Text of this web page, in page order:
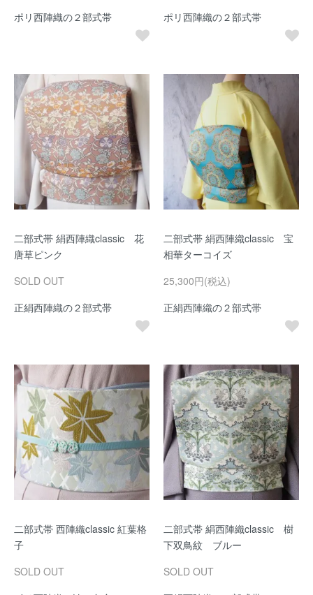
ポリ西陣織の２部式帯
ポリ西陣織の２部式帯
二部式帯 絹西陣織classic 花
唐草ピンク
SOLD OUT
正絹西陣織の２部式帯
二部式帯 絹西陣織classic 宝
相華ターコイズ
25,300円(税込)
正絹西陣織の２部式帯
二部式帯 西陣織classic 紅葉格
子
SOLD OUT
二部式帯 絹西陣織classic 樹
下双鳥紋 ブルー
SOLD OUT